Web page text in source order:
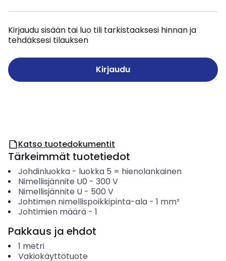
Kirjaudu sisään tai luo tili tarkistaaksesi hinnan ja
tehdäksesi tilauksen
Kirjaudu
Katso tuotedokumentit
Tärkeimmät tuotetiedot
Johdinluokka- luokka 5 = hienolankainen
Nimellisjännite U0 - 300 V
Nimellisjännite U- 500 V
Johtimen nimellispoikkipinta-ala- 1 mm²
Johtimien määrä- 1
Pakkaus ja ehdot
1 metri
Vakiokäyttötuote